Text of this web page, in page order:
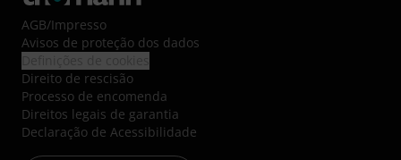
AGB/Impresso
Avisos de proteção dos dados
Direito de rescisão
Processo de encomenda
Direitos legais de garantia
Declaração de Acessibilidade